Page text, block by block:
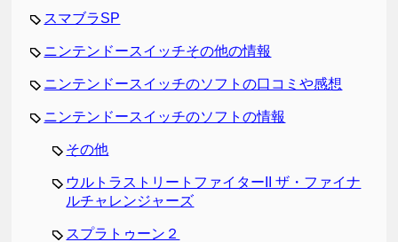
スマブラSP
ニンテンドースイッチその他の情報
ニンテンドースイッチのソフトの口コミや感想
ニンテンドースイッチのソフトの情報
その他
ウルトラストリートファイターII ザ・ファイナ
ルチャレンジャーズ
スプラトゥーン２